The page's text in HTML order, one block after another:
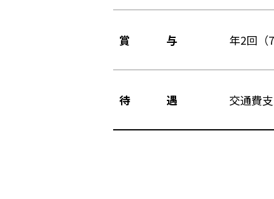
賞与 年2回（
待遇 交通費